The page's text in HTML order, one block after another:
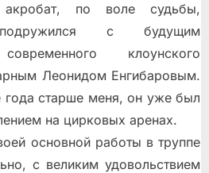
акробат, по воле судьбы,
с будущим
клоунского
Леонидом Енгибаровым.
года старше меня, он уже был
на цирковых аренах.
основной работы в труппе
с великим удовольствием